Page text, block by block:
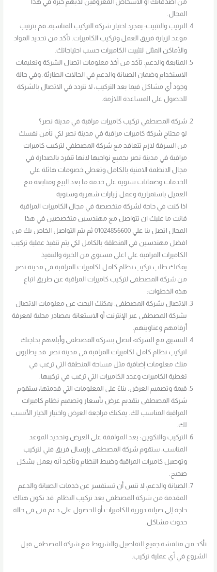
من أصدقائك أو الأشخاص المعروفين لديهم خبرة في هذا
المجال.
الترتيب والتثبيت: بمجرد اختيار شركة التركيب المناسبة، قم بترتيب
موعد لزيارة فريق العمل وتركيب الكاميرات. تأكد من تحديد المواد
والأماكن المثلى لتثبيت الكاميرات حسب احتياجاتك.
المتابعة والدعم: تأكد من أخذ معلومات اتصال الشركة وتعليمات
الاستخدام وضمان الصيانة والدعم في الحالات الطارئة. وفي حالة
وجود أي مشاكل فيما بعد التركيب، لا تتردد في الاتصال بالشركة
للحصول على المساعدة اللازمة.
شركة المصطفي تركيب كاميرات مراقبة في مدينة نصر؟
لو محتاج شركة كاميرات مراقبة في مدينة نصر لكي تأمن نفسك
من السرقة لازم تتعاقد مع شركة المصطفي لتركيب كاميرات
مراقبة في مدينة نصر بجميع نواحيها لانها تنفرد بالصدارة في
مجال الانظمة الامنية بالكامل وتعطي خصومات هائلة علي
الخدمات وضمانات سنوية علي خدمة ما بعد البيع ومتابعة مع
العميل باستمرارية وعمل زيارات شهرية وسنوية
اذا كنت في حاجة لشركة متخصصة في مجال الكاميرات المراقبة
فانت ما عليك ان تتواصل مع مهندسين متخصصين في هذا
المجال اتصل بنا علي 01024856600 ثم يتم التواصل الخاص بك من
افضل مهندسين في المنطقة بالكامل لكي يتم تنفيذ عملية تركيب
الكاميرات المراقبة علي اعلي مستوي من الخبرة والتنفيذ
يمكنك طلب تركيب نظام كامل لكاميرات المراقبة في مدينة نصر
من شركة المصطفى لتركيب كاميرات المراقبة عن طريق اتباع
هذه الخطوات:
الاتصال بشركة المصطفى: يمكنك البحث عن معلومات الاتصال
بشركة المصطفى عبر الإنترنت أو الاستعانة بمصادر محلية لمعرفة
أرقامهم وعناوينهم.
التنسيق مع الشركة: اتصل بشركة المصطفى وأبلغهم بحاجتك
لتركيب نظام كامل لكاميرات المراقبة في مدينة نصر. قد يطلبون
منك معلومات إضافية مثل مساحة المنطقة التي ترغب في
تغطية الكاميرات وعدد الكاميرات التي ترغب في تركيبها.
قيمة وتصميم العرض: بناءً على المعلومات التي قدمتها، ستقوم
شركة المصطفى بتقديم عرض بأسعار وتصميم نظام كاميرات
المراقبة المناسب لك. يمكنك مراجعة العرض واختيار الخيار الأنسب
لك.
التركيب والتكوين: بعد الموافقة على العرض وتحديد الموعد
المناسب، ستقوم شركة المصطفى بإرسال فريق فني لتركيب
وتوصيل كاميرات المراقبة وضبط النظام وتأكيد أنه يعمل بشكل
صحيح.
الصيانة والدعم: لا تنس أن تستفسر عن خدمات الصيانة والدعم
المقدمة من شركة المصطفى بعد تركيب النظام. قد تكون هناك
حاجة إلى صيانة دورية للكاميرات أو الحصول على دعم فني في حالة
حدوث مشاكل.
تأكد من مناقشة جميع التفاصيل والشروط مع شركة المصطفى قبل
الشروع في أي عملية تركيب.